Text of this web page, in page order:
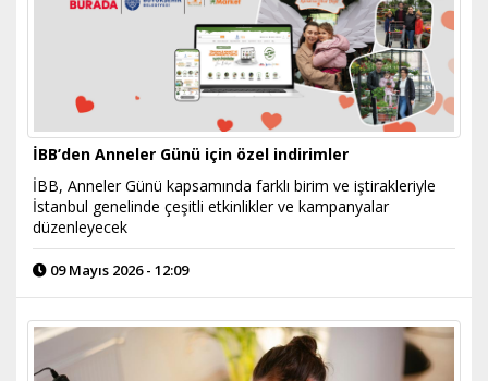
İBB’den Anneler Günü için özel indirimler
İBB, Anneler Günü kapsamında farklı birim ve iştirakleriyle
İstanbul genelinde çeşitli etkinlikler ve kampanyalar
düzenleyecek
09 Mayıs 2026 - 12:09